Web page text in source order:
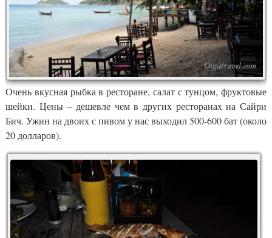
Очень вкусная рыбка в ресторане, салат с тунцом, фруктовые
шейки. Цены – дешевле чем в других ресторанах на Сайри
Бич. Ужин на двоих с пивом у нас выходил 500-600 бат (около
20 долларов).